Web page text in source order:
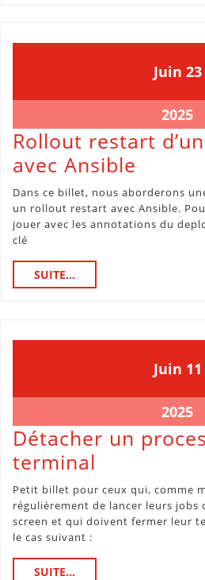
dans
Ansible
Juin23
23
202523
Rollout restart
avec Ansible
restart
d’un
Dans ce billet, nous aborderons
un rollout restart avec Ansible.
jouer avec les annotations du
clé
SUITE...SUITE...
Juin11
11
202511
Détacher un
terminal
un
processus
d’un
terminal
Petit billet pour ceux qui, comme
régulièrement de lancer leurs jobs
screen et qui doivent fermer leur
le cas suivant :
SUITE...